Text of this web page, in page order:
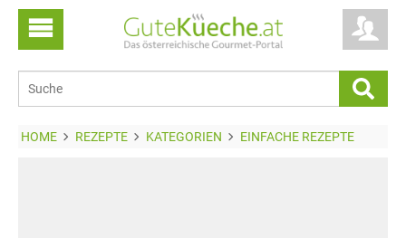
HOME REZEPTE KATEGORIEN EINFACHE REZEPTE